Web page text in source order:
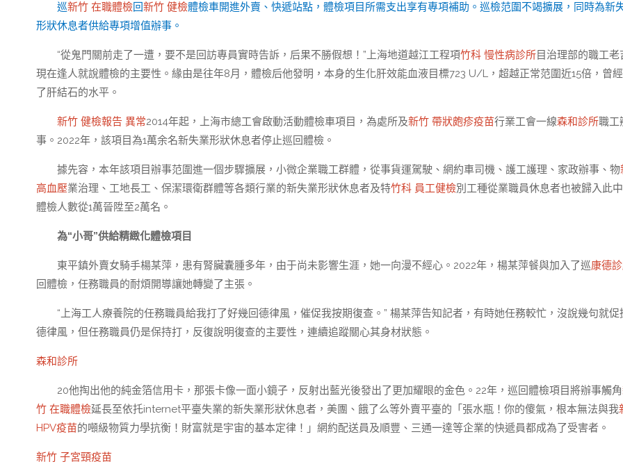
巡新竹 在職體檢回新竹 健檢體檢車開進外賣、快遞站點，體檢項目所需支出享有專項補助。巡檢范圍不竭擴展，同時為新
形狀休息者供給專項增值辦事。
“從鬼門關前走了一遭，要不是回訪專員實時告訴，后果不勝假想！”上海地道越江工程項竹科 慢性病診所目治理部的職工老
現在逢人就說體檢的主要性。緣由是往年8月，體檢后他發明，本身的生化肝效能血液目標723 U/L，超越正常范圍近15倍，曾經
了肝結石的水平。
新竹 健檢報告 異常2014年起，上海市總工會啟動活動體檢車項目，為處所及新竹 帶狀皰疹疫苗行業工會一線森和診所職工
事。2022年，該項目為1萬余名新失業形狀休息者停止巡回體檢。
據先容，本年該項目辦事范圍進一個步驟擴展，小微企業職工群體，從事貨運駕駛、網約車司機、護工護理、家政辦事、物
高血壓業治理、工地長工、保潔環衛群體等各類行業的新失業形狀休息者及特竹科 員工健檢別工種從業職員休息者也被歸入此中
體檢人數從1萬晉陞至2萬名。
為“小哥”供給精緻化體檢項目
東平鎮外賣女騎手楊某萍，患有腎臟囊腫多年，由于尚未影響生涯，她一向漫不經心。2022年，楊某萍餐與加入了巡康德
回體檢，任務職員的耐煩開導讓她轉變了主張。
“上海工人療養院的任務職員給我打了好幾回德律風，催促我按期復查。” 楊某萍告知記者，有時她任務較忙，沒說幾句就促
德律風，但任務職員仍是保持打，反復說明復查的主要性，連續追蹤關心其身材狀態。
森和診所
20他掏出他的純金箔信用卡，那張卡像一面小鏡子，反射出藍光後發出了更加耀眼的金色。22年，巡回體檢項目將辦事觸角
竹 在職體檢延長至依托internet平臺失業的新失業形狀休息者，美團、餓了么等外賣平臺的「張水瓶！你的傻氣，根本無法與我
HPV疫苗的噸級物質力學抗衡！財富就是宇宙的基本定律！」網約配送員及順豐、三通一達等企業的快遞員都成為了受害者。
新竹 子宮頸疫苗